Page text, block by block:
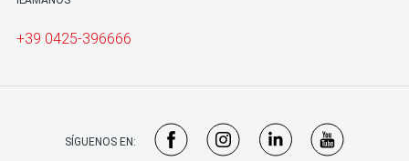
+39 0425-396666
SÍGUENOS EN: